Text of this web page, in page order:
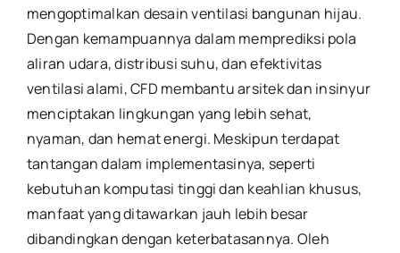
mengoptimalkan desain ventilasi bangunan hijau.
Dengan kemampuannya dalam memprediksi pola
aliran udara, distribusi suhu, dan efektivitas
ventilasi alami, CFD membantu arsitek dan insinyur
menciptakan lingkungan yang lebih sehat,
nyaman, dan hemat energi. Meskipun terdapat
tantangan dalam implementasinya, seperti
kebutuhan komputasi tinggi dan keahlian khusus,
manfaat yang ditawarkan jauh lebih besar
dibandingkan dengan keterbatasannya. Oleh